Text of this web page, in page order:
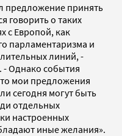
предложение принять
говорить о таких
с Европой, как
парламентаризма и
линий, -
Однако события
мои предложения
сегодня могут быть
отдельных
настроенных
иные желания».